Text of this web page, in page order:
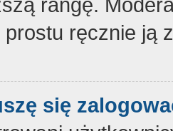
ręcznie ją
się